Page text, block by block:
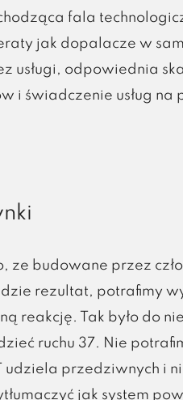
fala
jak dopalacze w
odpowiednia
i świadczenie usług na
ze budowane przez
rezultat, potrafimy
reakcję. Tak było do
ruchu 37. Nie
udziela przedziwnych i
jak system